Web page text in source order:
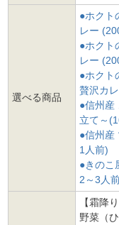
選べる商品
●ホクト
レー
●ホクト
レー
●ホクト
贅沢カ
●信州産
立て～
●信州産
1人前)
●きのこ
2～3人
【霜降
野菜（